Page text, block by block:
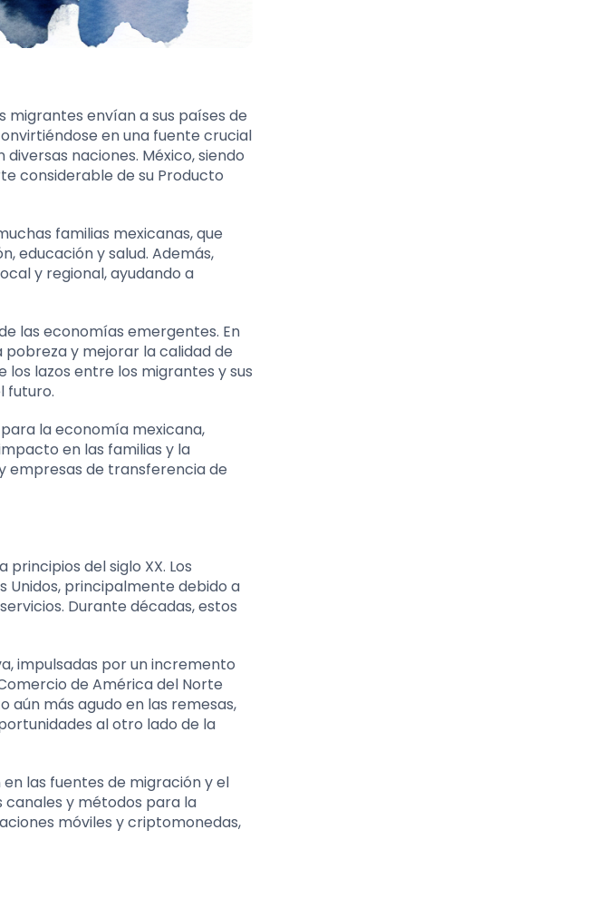
envían a sus países de
en una fuente crucial
naciones. México, siendo
considerable de su Producto
familias mexicanas, que
educación y salud. Además,
y regional, ayudando a
las economías emergentes. En
y mejorar la calidad de
lazos entre los migrantes y sus
futuro.
la economía mexicana,
en las familias y la
empresas de transferencia de
del siglo XX. Los
Unidos, principalmente debido a
Durante décadas, estos
impulsadas por un incremento
de América del Norte
aún más agudo en las remesas,
al otro lado de la
las fuentes de migración y el
canales y métodos para la
móviles y criptomonedas,